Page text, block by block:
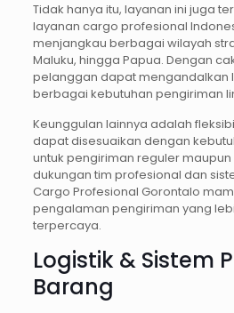
Tidak hanya itu, layanan ini juga
layanan cargo profesional
menjangkau berbagai wilayah
Maluku, hingga Papua. Dengan
pelanggan dapat mengandalkan
berbagai kebutuhan pengiriman
Keunggulan lainnya adalah
dapat disesuaikan dengan
untuk pengiriman reguler
dukungan tim profesional dan
Cargo Profesional Gorontalo
pengalaman pengiriman yang
terpercaya.
Logistik & Sistem
Barang